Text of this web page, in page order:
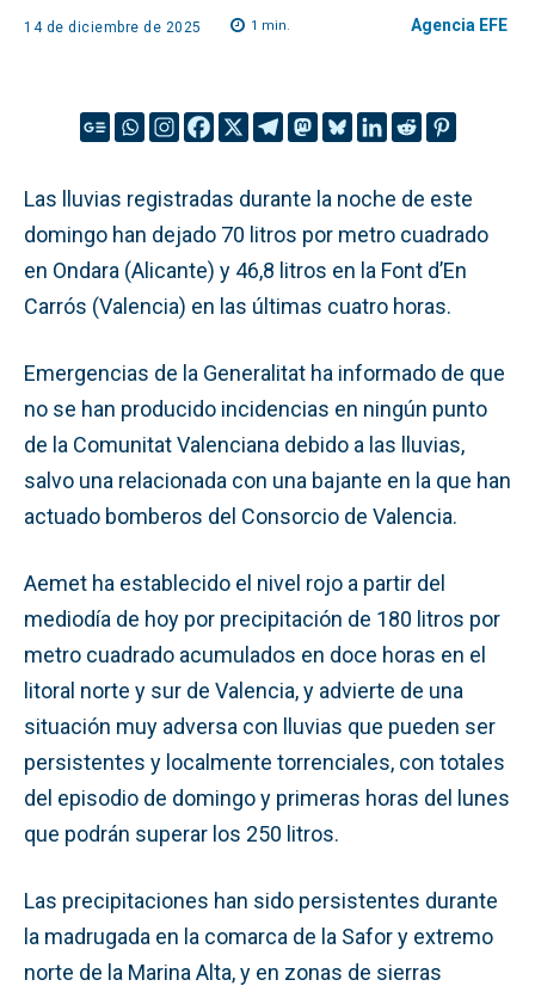
14 de diciembre de 2025 1 min. Agencia EFE
Las lluvias registradas durante la noche de este
domingo han dejado 70 litros por metro cuadrado
en Ondara (Alicante) y 46,8 litros en la Font d’En
Carrós (Valencia) en las últimas cuatro horas.
Emergencias de la Generalitat ha informado de que
no se han producido incidencias en ningún punto
de la Comunitat Valenciana debido a las lluvias,
salvo una relacionada con una bajante en la que han
actuado bomberos del Consorcio de Valencia.
Aemet ha establecido el nivel rojo a partir del
mediodía de hoy por precipitación de 180 litros por
metro cuadrado acumulados en doce horas en el
litoral norte y sur de Valencia, y advierte de una
situación muy adversa con lluvias que pueden ser
persistentes y localmente torrenciales, con totales
del episodio de domingo y primeras horas del lunes
que podrán superar los 250 litros.
Las precipitaciones han sido persistentes durante
la madrugada en la comarca de la Safor y extremo
norte de la Marina Alta, y en zonas de sierras